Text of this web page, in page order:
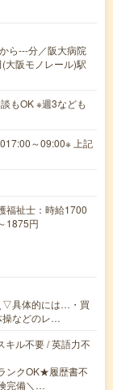
ら---分／阪大病院
大阪モノレール)駅
もOK ※週3なども
～09:00※ 上記
福祉士：時給1700
1875円
▽具体的には…・買
操などのレ…
キル不要 / 英語力不
ンクOK★履歴書不
完備＼…